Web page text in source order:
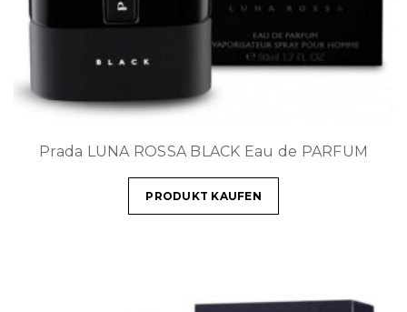
Prada LUNA ROSSA BLACK Eau de PARFUM
PRODUKT KAUFEN